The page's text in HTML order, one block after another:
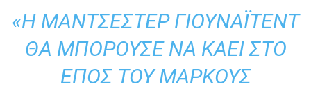
«Η ΜΆΝΤΣΕΣΤΕΡ ΓΙΟΥΝΆΙΤΕΝΤ
ΘΑ ΜΠΟΡΟΎΣΕ ΝΑ ΚΑΕΊ ΣΤΟ
ΈΠΟΣ ΤΟΥ ΜΆΡΚΟΥΣ